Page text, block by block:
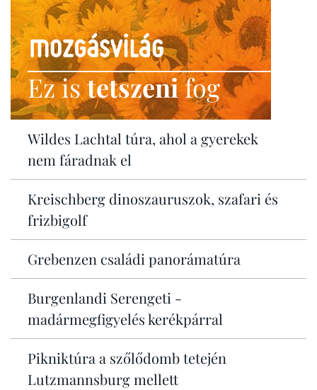
Ez istetszenifog
Wildes Lachtal túra, ahol a gyerekek
nem fáradnak el
Kreischberg dinoszauruszok, szafari és
frizbigolf
Grebenzen családi panorámatúra
Burgenlandi Serengeti -
madármegfigyelés kerékpárral
Pikniktúra a szőlődomb tetején
Lutzmannsburg mellett